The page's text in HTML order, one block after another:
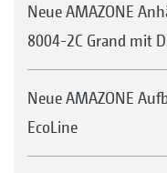
Neue AMAZONE
8004-2C Grand mit
Neue AMAZONE
EcoLine